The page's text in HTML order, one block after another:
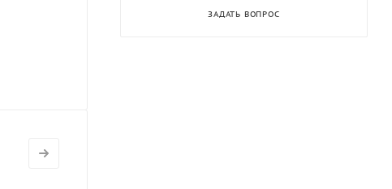
ЗАДАТЬ ВОПРОС